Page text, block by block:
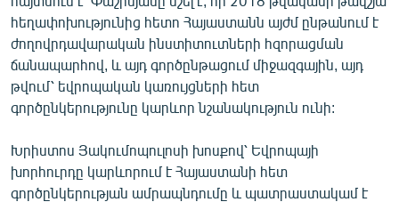
English
Русский
ՀԵՏԵՎԵՔ ՄԵԶ
հեղափոխությունից հետո Հայաստանն այժմ ընթանում է
ժողովրդավարական ինստիտուտների հզորացման
ճանապարհով, և այդ գործընթացում միջազգային, այդ
թվում՝ եվրոպական կառույցների հետ
գործընկերությունը կարևոր նշանակություն ունի:
Խրիստոս Յակումոպուլոսի խոսքով՝ Եվրոպայի
խորհուրդը կարևորում է Հայաստանի հետ
գործընկերության ամրապնդումը և պատրաստակամ է